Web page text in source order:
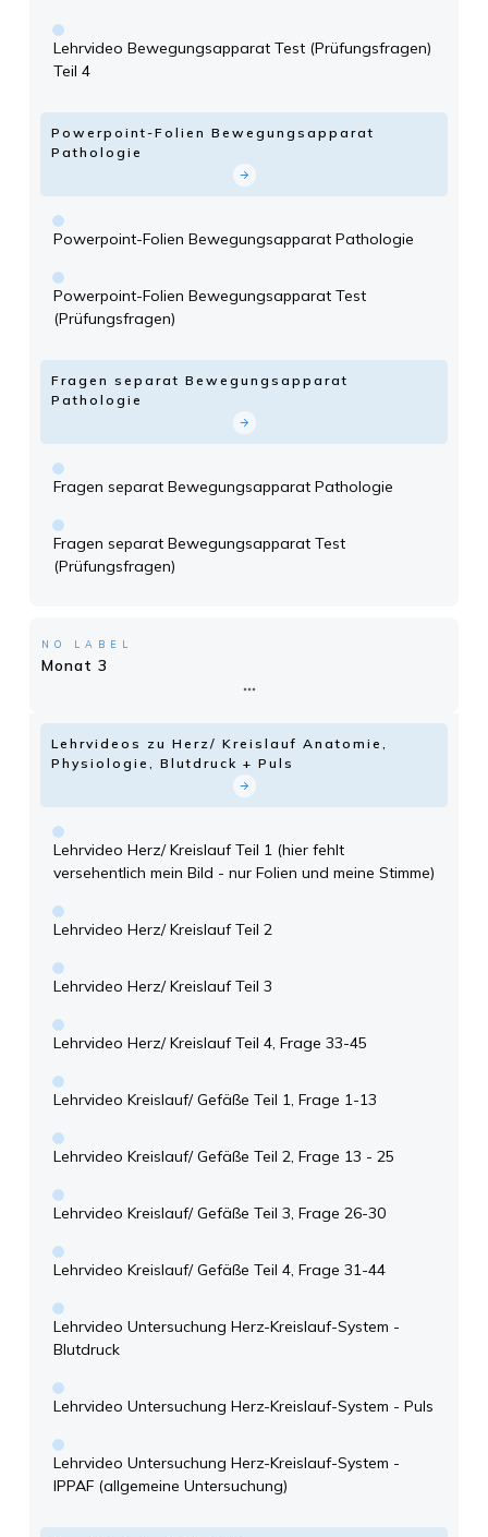
Lehrvideo Bewegungsapparat Test (Prüfungsfragen)
Teil 4
Powerpoint-Folien Bewegungsapparat
Pathologie
Powerpoint-Folien Bewegungsapparat Pathologie
Powerpoint-Folien Bewegungsapparat Test
(Prüfungsfragen)
Fragen separat Bewegungsapparat
Pathologie
Fragen separat Bewegungsapparat Pathologie
Fragen separat Bewegungsapparat Test
(Prüfungsfragen)
NO LABEL
Monat 3
Lehrvideos zu Herz/ Kreislauf Anatomie,
Physiologie, Blutdruck + Puls
Lehrvideo Herz/ Kreislauf Teil 1 (hier fehlt
versehentlich mein Bild - nur Folien und meine Stimme)
Lehrvideo Herz/ Kreislauf Teil 2
Lehrvideo Herz/ Kreislauf Teil 3
Lehrvideo Herz/ Kreislauf Teil 4, Frage 33-45
Lehrvideo Kreislauf/ Gefäße Teil 1, Frage 1-13
Lehrvideo Kreislauf/ Gefäße Teil 2, Frage 13 - 25
Lehrvideo Kreislauf/ Gefäße Teil 3, Frage 26-30
Lehrvideo Kreislauf/ Gefäße Teil 4, Frage 31-44
Lehrvideo Untersuchung Herz-Kreislauf-System -
Blutdruck
Lehrvideo Untersuchung Herz-Kreislauf-System - Puls
Lehrvideo Untersuchung Herz-Kreislauf-System -
IPPAF (allgemeine Untersuchung)